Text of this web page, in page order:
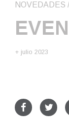
NOVEDADES /
+ julio 2023